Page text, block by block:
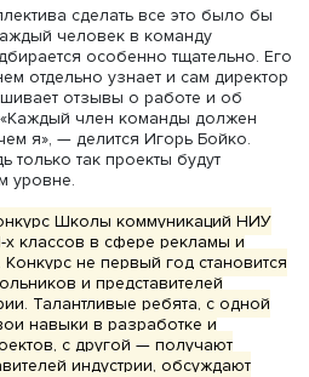
продумывает концепцию
ее на задачи команде. На
для федеральной ТВ-
и много менее
целевой аудитории
абсолютно разными, чтобы
проекте Всероссийской
ролик с актерами,
ценности, анимационный
талисмана переписи) и
Випина в прошлое.